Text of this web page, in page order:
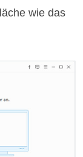
wie das